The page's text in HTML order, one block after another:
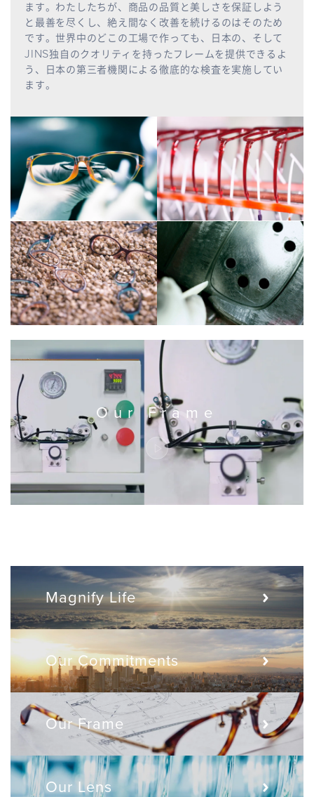
ます。わたしたちが、商品の品質と美しさを保証しよう
と最善を尽くし、絶え間なく改善を続けるのはそのため
です。世界中のどこの工場で作っても、日本の、そして
JINS独自のクオリティを持ったフレームを提供できるよ
う、日本の第三者機関による徹底的な検査を実施してい
ます。
Our Frame
Magnify Life
詳しく見る
Our Commitments
Our Frame
詳しく見る
Our Lens
詳しく見る